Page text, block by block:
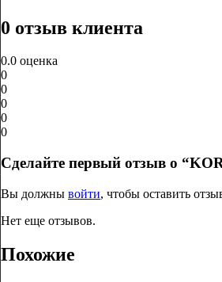
0 отзыв клиента
0.0 оценка
0
0
0
0
0
Сделайте первый отзыв о
Вы должны войти, чтобы оставить
Нет еще отзывов.
Похожие